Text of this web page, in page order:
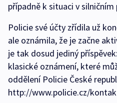
případně k situaci v silničním
Policie své účty zřídila už
ale oznámila, že je začne
je tak dosud jediný
klasické oznámení, které
oddělení Policie České
http://www.policie.cz/